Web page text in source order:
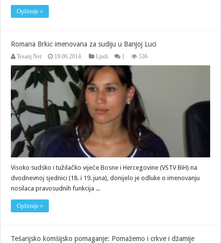
Opširnije »
Romana Brkić imenovana za sudiju u Banjoj Luci
Tesanj Net 19.06.2014. Ljudi 1 536
Visoko sudsko i tužilačko vijeće Bosne i Hercegovine (VSTV BiH) na
dvodnevnoj sjednici (18. i 19. juna), donijelo je odluke o imenovanju
nosilaca pravosudnih funkcija ...
Opširnije »
Tešanjsko komšijsko pomaganje: Pomažemo i crkve i džamije